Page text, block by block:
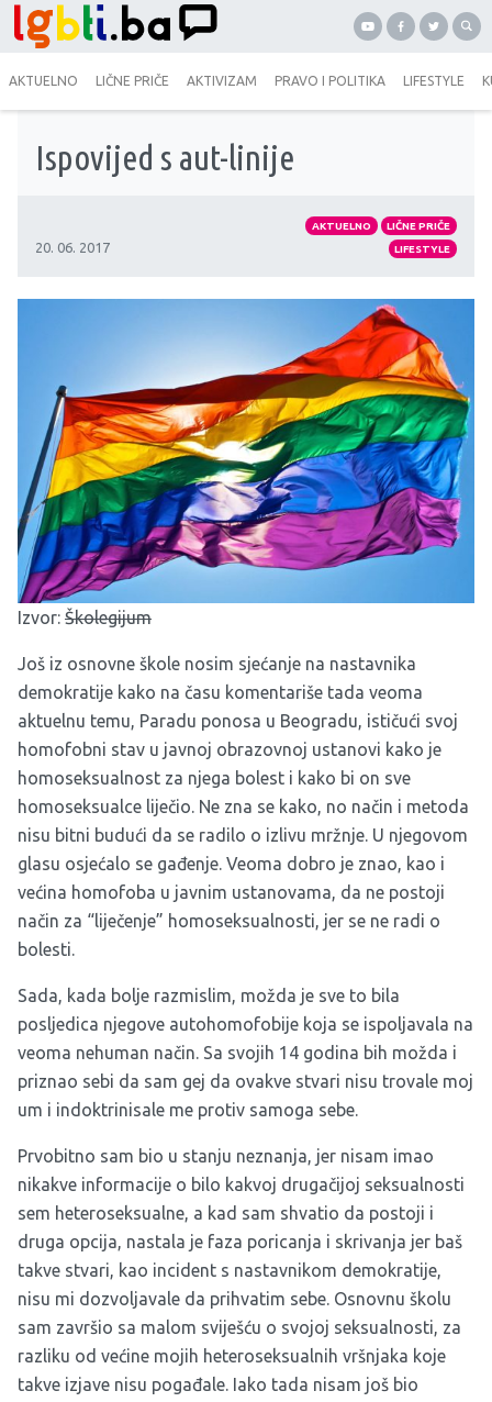
AKTUELNO LIČNE PRIČE AKTIVIZAM PRAVO I POLITIKA LIFESTYLE
Ispovijed s aut-linije
20. 06. 2017
AKTUELNO
LIČNE PRIČE
LIFESTYLE
Izvor: Školegijum
Još iz osnovne škole nosim sjećanje na nastavnika
demokratije kako na času komentariše tada veoma
aktuelnu temu, Paradu ponosa u Beogradu, ističući svoj
homofobni stav u javnoj obrazovnoj ustanovi kako je
homoseksualnost za njega bolest i kako bi on sve
homoseksualce liječio. Ne zna se kako, no način i metoda
nisu bitni budući da se radilo o izlivu mržnje. U njegovom
glasu osjećalo se gađenje. Veoma dobro je znao, kao i
većina homofoba u javnim ustanovama, da ne postoji
način za “liječenje” homoseksualnosti, jer se ne radi o
bolesti.
Sada, kada bolje razmislim, možda je sve to bila
posljedica njegove autohomofobije koja se ispoljavala na
veoma nehuman način. Sa svojih 14 godina bih možda i
priznao sebi da sam gej da ovakve stvari nisu trovale moj
um i indoktrinisale me protiv samoga sebe.
Prvobitno sam bio u stanju neznanja, jer nisam imao
nikakve informacije o bilo kakvoj drugačijoj seksualnosti
sem heteroseksualne, a kad sam shvatio da postoji i
druga opcija, nastala je faza poricanja i skrivanja jer baš
takve stvari, kao incident s nastavnikom demokratije,
nisu mi dozvoljavale da prihvatim sebe. Osnovnu školu
sam završio sa malom sviješću o svojoj seksualnosti, za
razliku od većine mojih heteroseksualnih vršnjaka koje
takve izjave nisu pogađale. Iako tada nisam još bio